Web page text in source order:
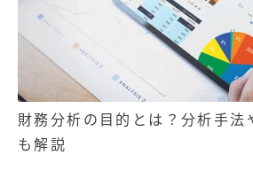
財務分析の目的とは？分析手法
も解説